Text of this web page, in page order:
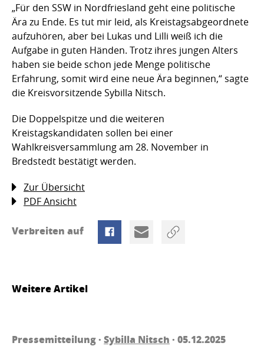
„Für den SSW in Nordfriesland geht eine politische
Ära zu Ende. Es tut mir leid, als Kreistagsabgeordnete
aufzuhören, aber bei Lukas und Lilli weiß ich die
Aufgabe in guten Händen. Trotz ihres jungen Alters
haben sie beide schon jede Menge politische
Erfahrung, somit wird eine neue Ära beginnen,“ sagte
die Kreisvorsitzende Sybilla Nitsch.
Die Doppelspitze und die weiteren
Kreistagskandidaten sollen bei einer
Wahlkreisversammlung am 28. November in
Bredstedt bestätigt werden.
Zur Übersicht
PDF Ansicht
Verbreiten auf
Weitere Artikel
Pressemitteilung · Sybilla Nitsch · 05.12.2025